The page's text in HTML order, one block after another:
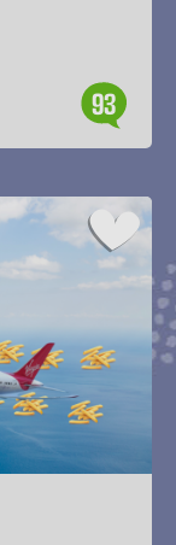
93